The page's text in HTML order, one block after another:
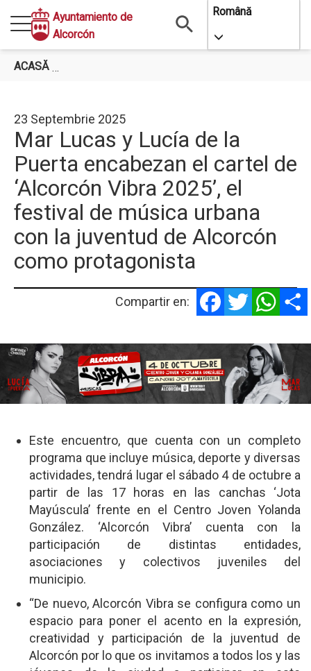
conţinutul
principal
Ayuntamiento de
Alcorcón
Română
Toggle
ACASĂ
23 Septembrie 2025
Mar Lucas y Lucía de la
Puerta encabezan el cartel de
‘Alcorcón Vibra 2025’, el
festival de música urbana
con la juventud de Alcorcón
como protagonista
Compartir en:
Facebook
Twitter
Este encuentro, que cuenta con un completo
programa que incluye música, deporte y diversas
actividades, tendrá lugar el sábado 4 de octubre a
partir de las 17 horas en las canchas ‘Jota
Mayúscula’ frente en el Centro Joven Yolanda
González. ‘Alcorcón Vibra’ cuenta con la
participación de distintas entidades,
asociaciones y colectivos juveniles del
municipio.
“De nuevo, Alcorcón Vibra se configura como un
espacio para poner el acento en la expresión,
creatividad y participación de la juventud de
Alcorcón por lo que os invitamos a todos los y las